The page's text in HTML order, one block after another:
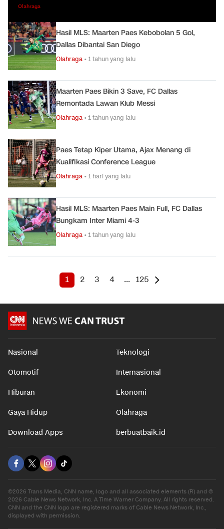
Olahraga
Hasil MLS: Maarten Paes Kebobolan 5 Gol,
Dallas Dibantai San Diego
Olahraga •1 tahun yang lalu
Maarten Paes Bikin 3 Save, FC Dallas
Remontada Lawan Klub Messi
Olahraga •1 tahun yang lalu
Paes Tetap Kiper Utama, Ajax Menang di
Kualifikasi Conference League
Olahraga •1 hari yang lalu
Hasil MLS: Maarten Paes Main Full, FC Dallas
Bungkam Inter Miami 4-3
Olahraga •1 tahun yang lalu
1 2 3 4 ... 125
Nasional Teknologi
Otomotif Internasional
Hiburan Ekonomi
Gaya Hidup Olahraga
Download Apps berbuatbaik.id
©2026 Trans Media, CNN name, logo and all associated elements (R) and ©
2026 Cable News Network, Inc. A Time Warner Company. All rights reserved.
CNN and the CNN logo are registered marks of Cable News Network, Inc.,
displayed with permission.